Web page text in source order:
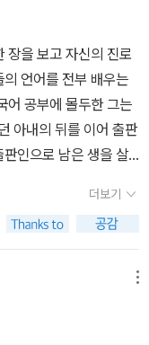
다. 그럴 때는 갤러리
는 사람의 마음처럼,
만큼 인내심이 필요
한 줄 한 줄 정성을 다
안도감과 펑펑 내린 눈
은 길을 걷는 고요함 속
이 담기 위하여 단어
로 가득한 책이 불어
활짝 열어보는 시간을
려간 것만 같은 이 깨끗
딛지 못해 이루지 못
는 감동과는 또 다른
을 하지는 않았습니
드는 시간의 감각이 전
던 시간을 떠나 일상
을 제시합니다. 그리
를 갖고 또 자신의 사
하며 차츰차츰 자신의
사람들, 그의 자식들
중심으로 하여 각자의
난 후 레이랜드는 창
해 다시 돌아보게 하
장을 보고 자신의 진로
언어를 전부 배우는
어 공부에 몰두한 그는
아내의 뒤를 이어 출판
인으로 남은 생을 살
고민하던 그는 가족이
수 있는 런던으로 간
앞으로 남긴 저택에
린 시절 강압적인 아버
했다. 호텔의 야간 경
국어 실력을 인정받아
더보기